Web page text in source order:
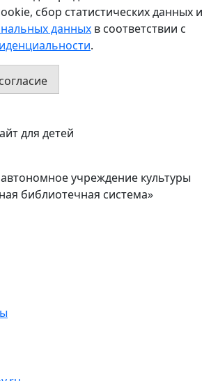
сбор статистических данных и
данных в соответствии с
.
для детей
учреждение культуры
библиотечная система»